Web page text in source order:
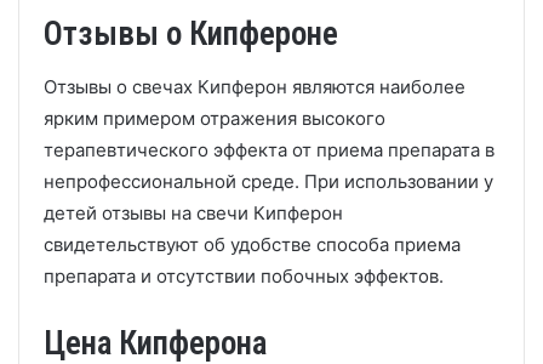
Отзывы о Кипфероне
Отзывы о свечах Кипферон являются наиболее
ярким примером отражения высокого
терапевтического эффекта от приема препарата в
непрофессиональной среде. При использовании у
детей отзывы на свечи Кипферон
свидетельствуют об удобстве способа приема
препарата и отсутствии побочных эффектов.
Цена Кипферона